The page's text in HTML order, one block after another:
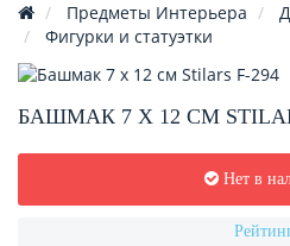
Предметы Интерьера
Фигурки и статуэтки
БАШМАК 7 Х 12 СМ
Нет в